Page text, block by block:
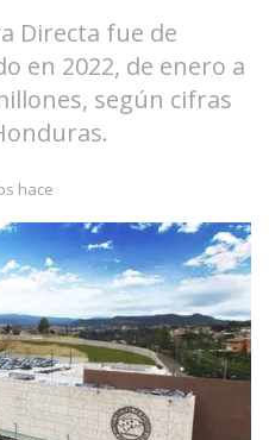
Directa fue de
en 2022, de enero a
según cifras
hace